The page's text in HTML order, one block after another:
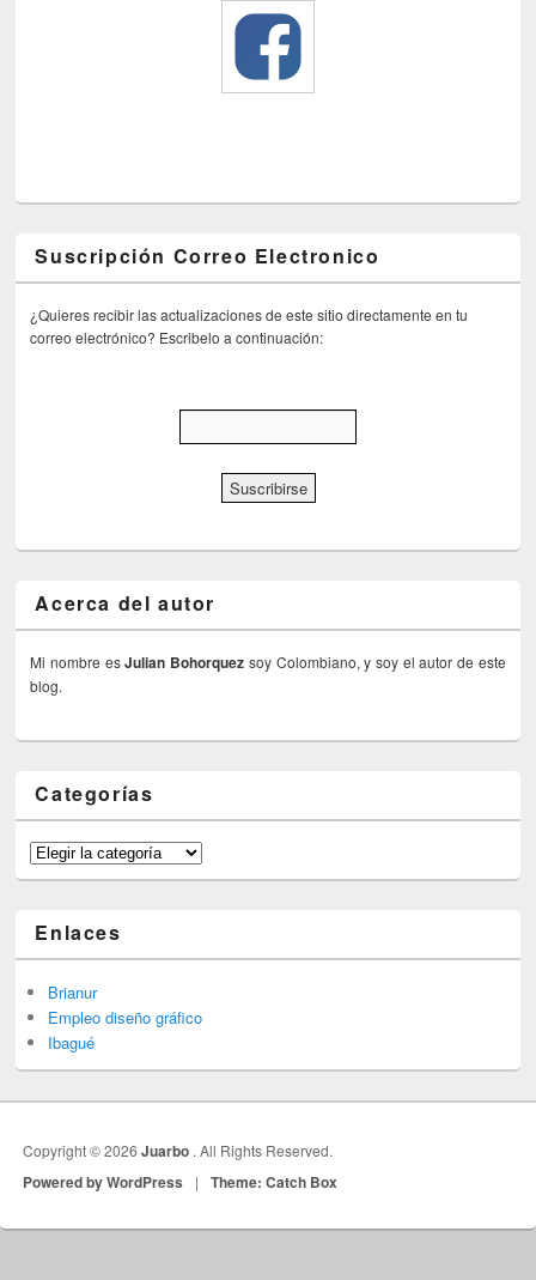
Suscripción Correo Electronico
¿Quieres recibir las actualizaciones de este sitio directamente en tu
correo electrónico? Escribelo a continuación:
Acerca del autor
Mi nombre esJulian Bohorquez soy Colombiano, y soy el autor de este
blog.
Categorías
Categorías
Enlaces
Brianur
Empleo diseño gráfico
Ibagué
Copyright © 2026Juarbo . All Rights Reserved.
Powered by WordPress | Theme: Catch Box